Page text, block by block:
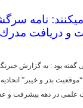
نامه
و دريافت
گفته بود : به گزارش
بدر و خیبر” اتحادیه
علمی در دهه پیشرفت و